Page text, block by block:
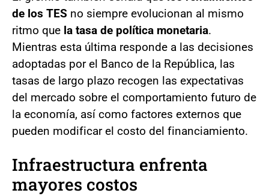
de los TES no siempre evolucionan al mismo
ritmo que la tasa de política monetaria.
Mientras esta última responde a las decisiones
adoptadas por el Banco de la República, las
tasas de largo plazo recogen las expectativas
del mercado sobre el comportamiento futuro de
la economía, así como factores externos que
pueden modificar el costo del financiamiento.
Infraestructura enfrenta
mayores costos